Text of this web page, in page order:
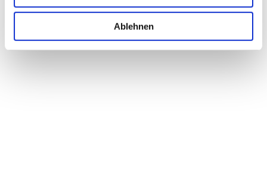
Ablehnen